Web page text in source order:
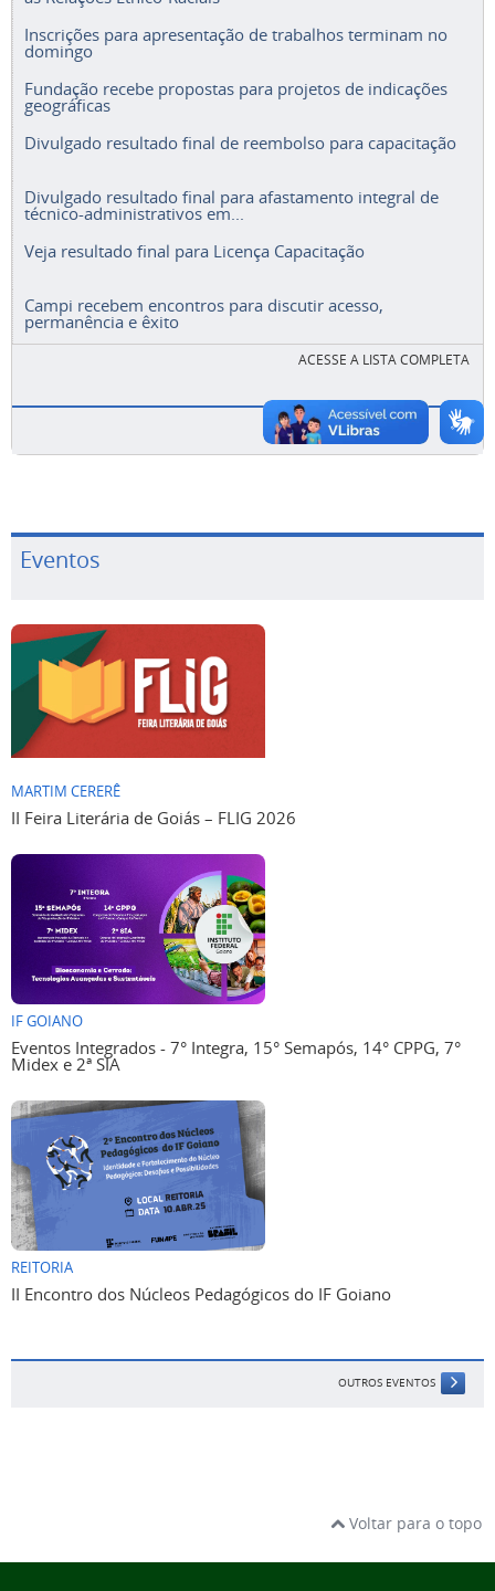
Inscrições para apresentação de trabalhos terminam no
domingo
Fundação recebe propostas para projetos de indicações
geográficas
Divulgado resultado final de reembolso para capacitação
Divulgado resultado final para afastamento integral de
técnico-administrativos em...
Veja resultado final para Licença Capacitação
Campi recebem encontros para discutir acesso,
permanência e êxito
ACESSE A LISTA COMPLETA
Eventos
MARTIM CERERÊ
II Feira Literária de Goiás – FLIG 2026
IF GOIANO
Eventos Integrados - 7° Integra, 15° Semapós, 14° CPPG, 7°
Midex e 2ª SIA
REITORIA
II Encontro dos Núcleos Pedagógicos do IF Goiano
OUTROS EVENTOS
Voltar para o topo